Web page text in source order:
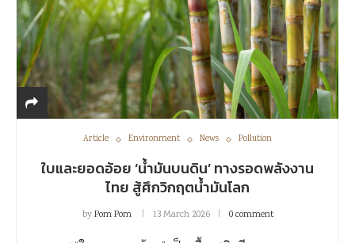
Article Environment News Pollution
ใบและยอดอ้อย ‘น้ำมันบนดิน’ ทางรอดพลังงาน
ไทย สู้ศึกวิกฤตน้ำมันโลก
byPom Pom 13 March 2026 0 comment